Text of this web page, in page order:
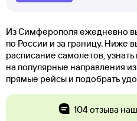
Из Симферополя ежедневно
по России и за границу. Ниже
расписание самолетов,
на популярные направления
прямые рейсы и подобрать
104 отзыва